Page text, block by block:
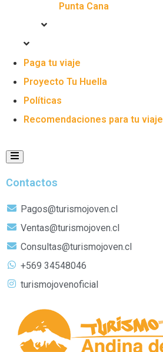
Punta Cana
Paga tu viaje
Proyecto Tu Huella
Políticas
Recomendaciones para tu viaje
Menú conmutador Humberger
Contactos
Pagos@turismojoven.cl
Ventas@turismojoven.cl
Consultas@turismojoven.cl
+569 34548046
turismojovenoficial